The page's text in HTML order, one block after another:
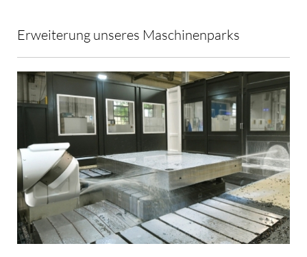
Erweiterung unseres Maschinenparks